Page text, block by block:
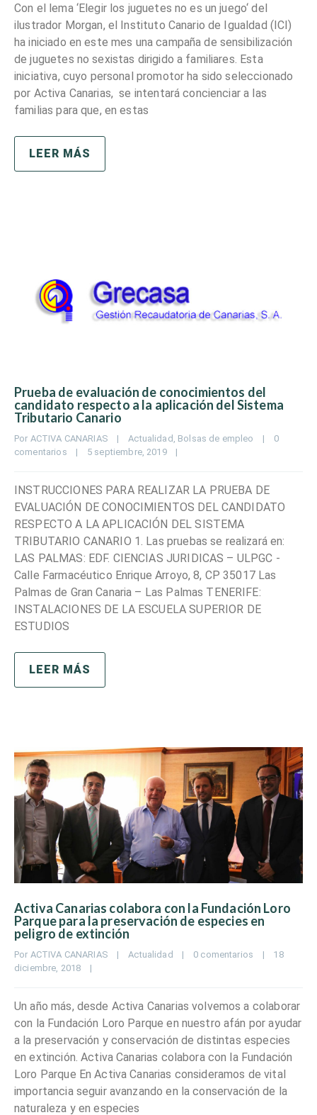
Con el lema ‘Elegir los juguetes no es un juego‘ del
ilustrador Morgan, el Instituto Canario de Igualdad (ICI)
ha iniciado en este mes una campaña de sensibilización
de juguetes no sexistas dirigido a familiares. Esta
iniciativa, cuyo personal promotor ha sido seleccionado
por Activa Canarias, se intentará concienciar a las
familias para que, en estas
LEER MÁS
Prueba de evaluación de conocimientos del
candidato respecto a la aplicación del Sistema
Tributario Canario
Por ACTIVA CANARIAS | Actualidad , Bolsas de empleo |
0
comentarios
| 5 septiembre, 2019 |
INSTRUCCIONES PARA REALIZAR LA PRUEBA DE
EVALUACIÓN DE CONOCIMIENTOS DEL CANDIDATO
RESPECTO A LA APLICACIÓN DEL SISTEMA
TRIBUTARIO CANARIO 1. Las pruebas se realizará en:
LAS PALMAS: EDF. CIENCIAS JURIDICAS – ULPGC -
Calle Farmacéutico Enrique Arroyo, 8, CP 35017 Las
Palmas de Gran Canaria – Las Palmas TENERIFE:
INSTALACIONES DE LA ESCUELA SUPERIOR DE
ESTUDIOS
LEER MÁS
Activa Canarias colabora con la Fundación Loro
Parque para la preservación de especies en
peligro de extinción
Por ACTIVA CANARIAS | Actualidad | 0 comentarios |
18
diciembre, 2018 |
Un año más, desde Activa Canarias volvemos a colaborar
con la Fundación Loro Parque en nuestro afán por ayudar
a la preservación y conservación de distintas especies
en extinción. Activa Canarias colabora con la Fundación
Loro Parque En Activa Canarias consideramos de vital
importancia seguir avanzando en la conservación de la
naturaleza y en especies